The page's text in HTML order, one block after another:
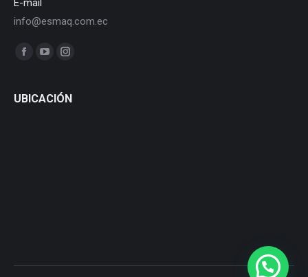
E-mail
info@esmaq.com.ec
Find us on:
UBICACIÓN